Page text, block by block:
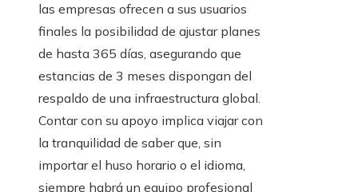
las empresas ofrecen a sus usuarios
finales la posibilidad de ajustar planes
de hasta 365 días, asegurando que
estancias de 3 meses dispongan del
respaldo de una infraestructura global.
Contar con su apoyo implica viajar con
la tranquilidad de saber que, sin
importar el huso horario o el idioma,
siempre habrá un equipo profesional